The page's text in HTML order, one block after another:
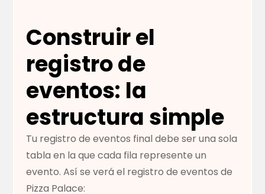
Construir el
registro de
eventos: la
estructura simple
Tu registro de eventos final debe ser una sola
tabla en la que cada fila represente un
evento. Así se verá el registro de eventos de
Pizza Palace: